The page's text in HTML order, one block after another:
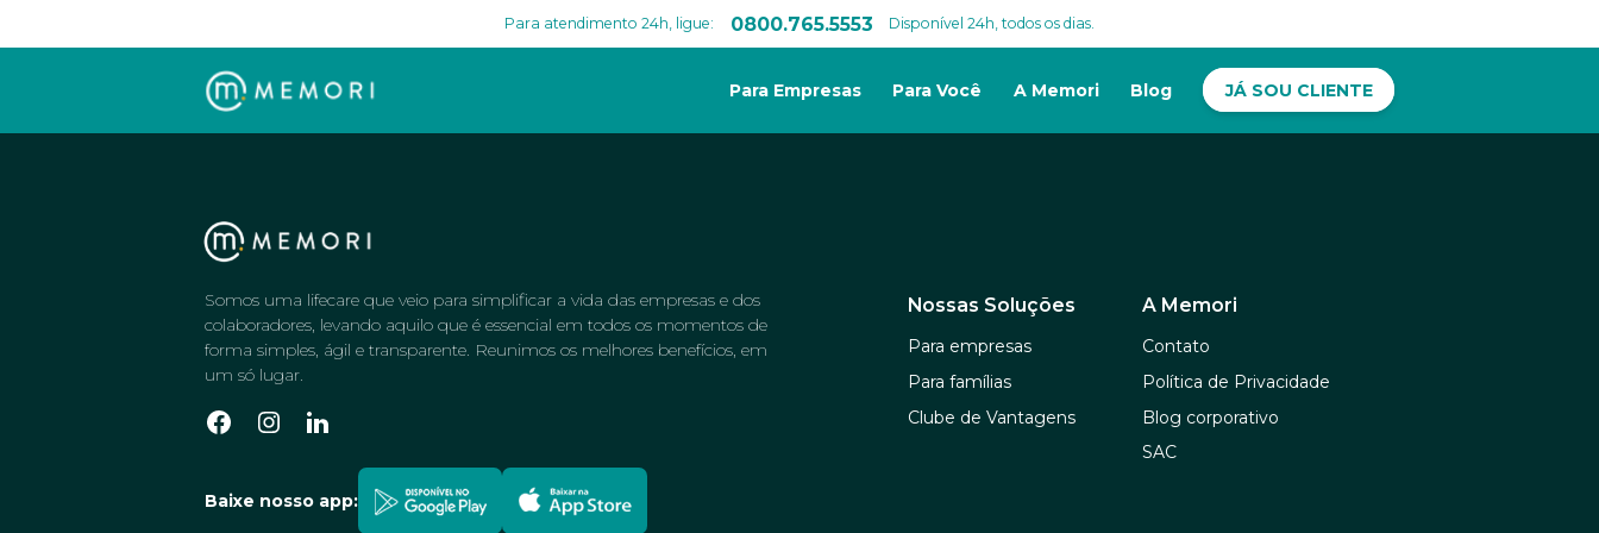
Para atendimento 24h, ligue: 0800.765.5553 Disponível 24h, todos os dias.
Para Empresas Para Você A Memori Blog JÁ SOU CLIENTE
Somos uma lifecare que veio para simplificar a vida das empresas e dos
colaboradores, levando aquilo que é essencial em todos os momentos de
forma simples, ágil e transparente. Reunimos os melhores benefícios, em
um só lugar.
Baixe nosso app:
Nossas Soluções
Para empresas
Para famílias
Clube de Vantagens
A Memori
Contato
Política de Privacidade
Blog corporativo
SAC